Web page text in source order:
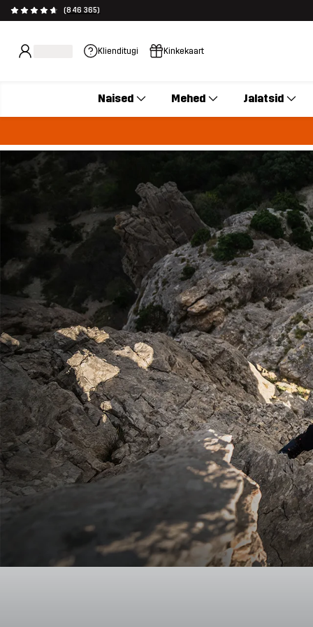
(846 365)
Klienditugi Kinkekaart
Naised Mehed Jalatsid